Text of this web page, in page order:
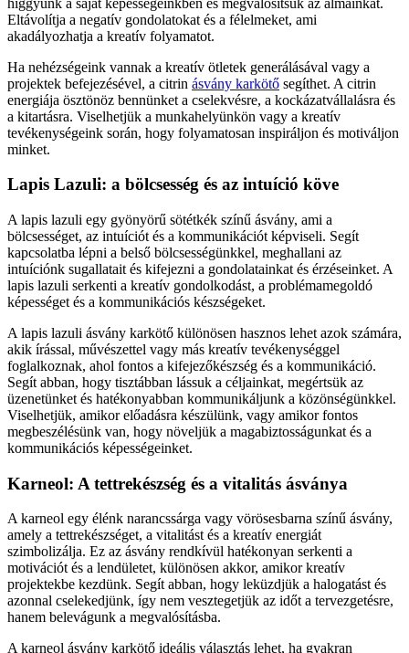
Eltávolítja a negatív gondolatokat és a félelmeket, ami
akadályozhatja a kreatív folyamatot.
Ha nehézségeink vannak a kreatív ötletek generálásával vagy a
projektek befejezésével, a citrin ásvány karkötő segíthet. A citrin
energiája ösztönöz bennünket a cselekvésre, a kockázatvállalásra és
a kitartásra. Viselhetjük a munkahelyünkön vagy a kreatív
tevékenységeink során, hogy folyamatosan inspiráljon és motiváljon
minket.
Lapis Lazuli: a bölcsesség és az intuíció köve
A lapis lazuli egy gyönyörű sötétkék színű ásvány, ami a
bölcsességet, az intuíciót és a kommunikációt képviseli. Segít
kapcsolatba lépni a belső bölcsességünkkel, meghallani az
intuíciónk sugallatait és kifejezni a gondolatainkat és érzéseinket. A
lapis lazuli serkenti a kreatív gondolkodást, a problémamegoldó
képességet és a kommunikációs készségeket.
A lapis lazuli ásvány karkötő különösen hasznos lehet azok számára,
akik írással, művészettel vagy más kreatív tevékenységgel
foglalkoznak, ahol fontos a kifejezőkészség és a kommunikáció.
Segít abban, hogy tisztábban lássuk a céljainkat, megértsük az
üzenetünket és hatékonyabban kommunikáljunk a közönségünkkel.
Viselhetjük, amikor előadásra készülünk, vagy amikor fontos
megbeszélésünk van, hogy növeljük a magabiztosságunkat és a
kommunikációs képességeinket.
Karneol: A tettrekészség és a vitalitás ásványa
A karneol egy élénk narancssárga vagy vörösesbarna színű ásvány,
amely a tettrekészséget, a vitalitást és a kreatív energiát
szimbolizálja. Ez az ásvány rendkívül hatékonyan serkenti a
motivációt és a lendületet, különösen akkor, amikor kreatív
projektekbe kezdünk. Segít abban, hogy leküzdjük a halogatást és
azonnal cselekedjünk, így nem vesztegetjük az időt a tervezgetésre,
hanem belevágunk a megvalósításba.
A karneol ásvány karkötő ideális választás lehet, ha gyakran